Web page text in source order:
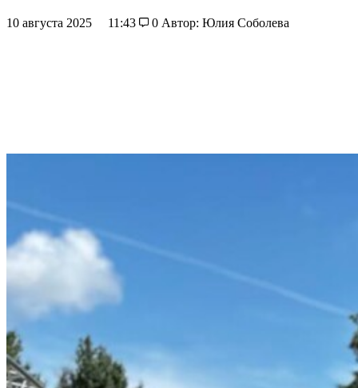
10 августа 2025 11:43 0 Автор: Юлия Соболева